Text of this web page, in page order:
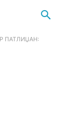
ПАТЛИЏАН: